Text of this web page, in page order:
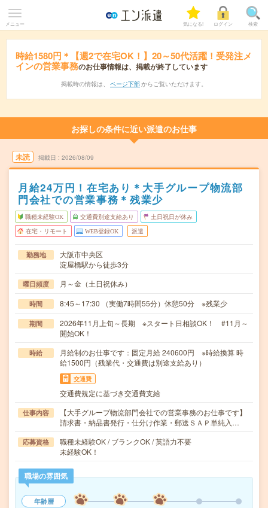
メニュー 気になる! ログイン 検索
時給1580円＊【週2で在宅OK！】20～50代活躍！受発注メ
インの営業事務のお仕事情報は、掲載が終了しています
掲載時の情報は、 ページ下部 からご覧いただけます。
お探しの条件に近い派遣のお仕事
未読 掲載日 2026/08/09
月給24万円！在宅あり＊大手グループ物流部
門会社での営業事務＊残業少
職種未経験OK 交通費別途支給あり 土日祝日が休み
在宅・リモート WEB登録OK 派遣
勤務地
大阪市中央区
淀屋橋駅から徒歩3分
曜日頻度 月～金（土日祝休み）
時間 8:45～17:30 （実働7時間55分）休憩50分 ※残業少
期間
2026年11月上旬～長期 ※スタート日相談OK！ #11月～
開始OK！
時給
月給制のお仕事です：固定月給 240600円 ※時給換算 時
給1500円（残業代・交通費は別途支給あり）
交通費
交通費規定に基づき交通費支給
仕事内容
【大手グループ物流部門会社での営業事務のお仕事です】
請求書・納品書発行・仕分け作業・郵送ＳＡＰ単純入…
応募資格
職種未経験OK / ブランクOK / 英語力不要
未経験OK！
職場の雰囲気
年齢層